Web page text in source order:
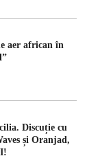
aer african în
Discuție cu
și Oranjad,